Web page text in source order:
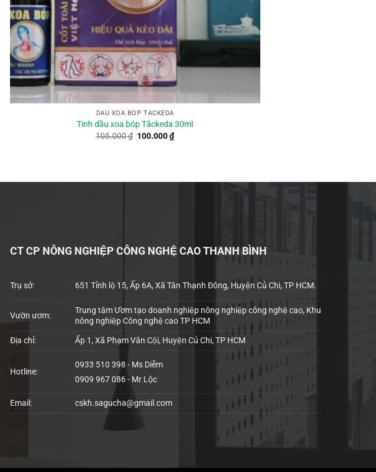
DẦU XOA BÓP TẮCKEDA
Tinh dầu xoa bóp Tắckeda 30ml
105.000₫ Giá
100.000₫Giá
hiện
CT CP NÔNG NGHIỆP CÔNG NGHỆ CAO THANH BÌNH
Trụ sở: 651 Tỉnh lộ 15, Ấp 6A, Xã Tân Thạnh Đông, Huyện Củ Chi, TP HCM.
Vườn ươm:
Trung tâm Ươm tạo doanh nghiệp nông nghiệp công nghệ cao, Khu
nông nghiệp Công nghệ cao TP HCM
Địa chỉ: Ấp 1, Xã Phạm Văn Cội, Huyện Củ Chi, TP HCM
Hotline:
0933 510 398 - Ms Diễm
0909 967 086 - Mr Lộc
Email: cskh.sagucha@gmail.com